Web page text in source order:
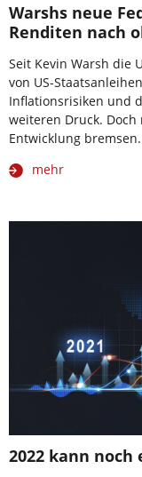
Warshs neue
Renditen nach
Seit Kevin Warsh die
von US-
Inflationsrisiken und
weiteren Druck.
Entwicklung bremsen.
mehr
2022 kann